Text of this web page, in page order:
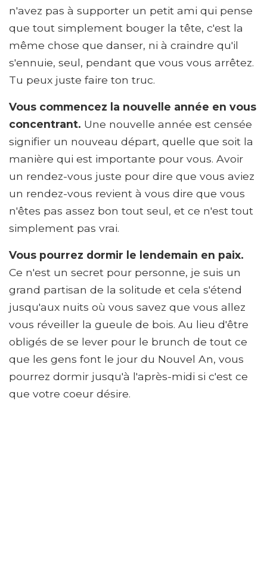
n'avez pas à supporter un petit ami qui pense
que tout simplement bouger la tête, c'est la
même chose que danser, ni à craindre qu'il
s'ennuie, seul, pendant que vous vous arrêtez.
Tu peux juste faire ton truc.
Vous commencez la nouvelle année en vous
concentrant. Une nouvelle année est censée
signifier un nouveau départ, quelle que soit la
manière qui est importante pour vous. Avoir
un rendez-vous juste pour dire que vous aviez
un rendez-vous revient à vous dire que vous
n'êtes pas assez bon tout seul, et ce n'est tout
simplement pas vrai.
Vous pourrez dormir le lendemain en paix.
Ce n'est un secret pour personne, je suis un
grand partisan de la solitude et cela s'étend
jusqu'aux nuits où vous savez que vous allez
vous réveiller la gueule de bois. Au lieu d'être
obligés de se lever pour le brunch de tout ce
que les gens font le jour du Nouvel An, vous
pourrez dormir jusqu'à l'après-midi si c'est ce
que votre coeur désire.